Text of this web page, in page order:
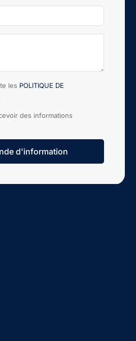
les POLITIQUE DE
des informations
d'information